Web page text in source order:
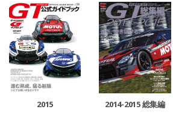
2015 2014-2015 総集編